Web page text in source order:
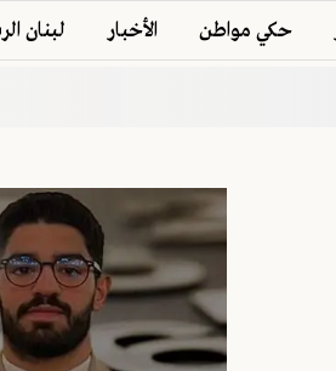
حكي مواطن الأخبار لبنان